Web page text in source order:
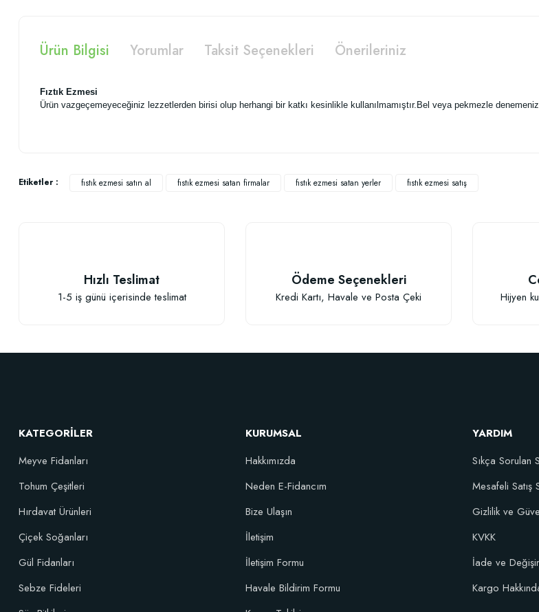
Ürün Bilgisi Yorumlar Taksit Seçenekleri Önerileriniz
Fıztık Ezmesi
Ürün vazgeçemeyeceğiniz lezzetlerden birisi olup herhangi bir katkı kesinlikle kullanılmamıştır.Bel veya pekmezle
Fakat kabuklari soyulmus fistik ezmesi alternatifi de olursa, hic dusunmeden kabuksuz ezilmis olanini alirdim.
Bugra GUNES | 18/02/2019
Şekersiz,katkısız bir ürün.Ürün sevkiyatı ve faturada ne alınan yazılı olması güven veriyor.
Aysegül Aydın | 11/11/2017
Yorum Yaz
Bu ürüne benzer farklı alternatifler olmalı.
Etiketler : fıstık ezmesi satın al fıstık ezmesi satan firmalar fıstık ezmesi satan yerler fıstık ezmesi satış
Hızlı Teslimat
1-5 iş günü içerisinde teslimat
Ödeme Seçenekleri
Kredi Kartı, Havale ve Posta Çeki Hijyen
KATEGORİLER
Meyve Fidanları
Tohum Çeşitleri
Hırdavat Ürünleri
Çiçek Soğanları
Gül Fidanları
Sebze Fideleri
KURUMSAL
Hakkımızda
Neden E-Fidancım
Bize Ulaşın
İletişim
İletişim Formu
Havale Bildirim Formu
YARDIM
Sıkça Sorulan
Mesafeli Satış
Gizlilik ve
KVKK
İade ve
Kargo